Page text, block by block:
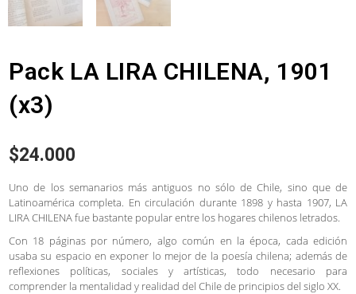
Pack LA LIRA CHILENA, 1901
(x3)
$24.000
Uno de los semanarios más antiguos no sólo de Chile, sino que de
Latinoamérica completa. En circulación durante 1898 y hasta 1907, LA
LIRA CHILENA fue bastante popular entre los hogares chilenos letrados.
Con 18 páginas por número, algo común en la época, cada edición
usaba su espacio en exponer lo mejor de la poesía chilena; además de
reflexiones políticas, sociales y artísticas, todo necesario para
comprender la mentalidad y realidad del Chile de principios del siglo XX.